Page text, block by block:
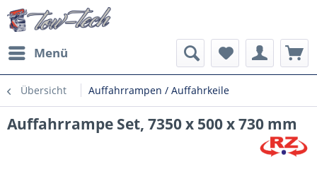
Menü
Übersicht Auffahrrampen / Auffahrkeile
Auffahrrampe Set, 7350 x 500 x 730 mm